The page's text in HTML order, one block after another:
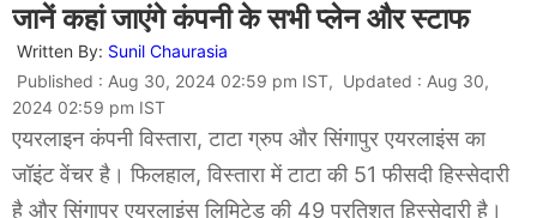
जानें कहां जाएंगे कंपनी के सभी प्लेन और स्टाफ
Written By: Sunil Chaurasia
Published : Aug 30, 2024 02:59 pm IST, Updated : Aug 30,
2024 02:59 pm IST
एयरलाइन कंपनी विस्तारा, टाटा ग्रुप और सिंगापुर एयरलाइंस का
जॉइंट वेंचर है। फिलहाल, विस्तारा में टाटा की 51 फीसदी हिस्सेदारी
है और सिंगापुर एयरलाइंस लिमिटेड की 49 प्रतिशत हिस्सेदारी है।